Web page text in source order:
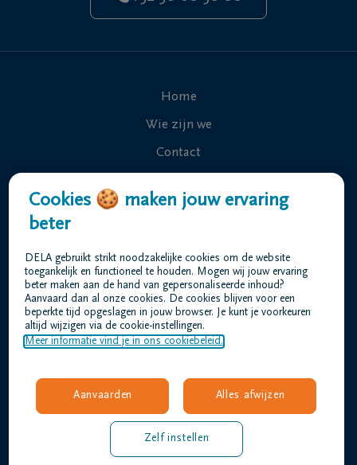
Home
Wie zijn we
Contact
Overlijdensberichten
Veelgestelde vragen
Gebruiksvoorwaarden
Privacyverklaring
Toegankelijkheidsverklaring
amez@dela.be
Cookies 🍪 maken jouw ervaring
beter
DELA gebruikt strikt noodzakelijke cookies om de website
toegankelijk en functioneel te houden. Mogen wij jouw ervaring
beter maken aan de hand van gepersonaliseerde inhoud?
Aanvaard dan al onze cookies. De cookies blijven voor een
beperkte tijd opgeslagen in jouw browser. Je kunt je voorkeuren
altijd wijzigen via de cookie-instellingen.
Meer informatie vind je in ons cookiebeleid.
Aanvaarden Alles afwijzen
Zelf instellen